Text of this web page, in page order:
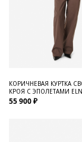
КОРИЧНЕВАЯ КУРТКА
КРОЯ С ЭПОЛЕТАМИ
55 900 ₽